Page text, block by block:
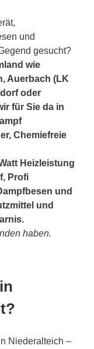
und
gesucht?
wie
Auerbach (LK
oder
für Sie da in
Chemiefreie
Heizleistung
Profi
und
und
haben.
Niederalteich –